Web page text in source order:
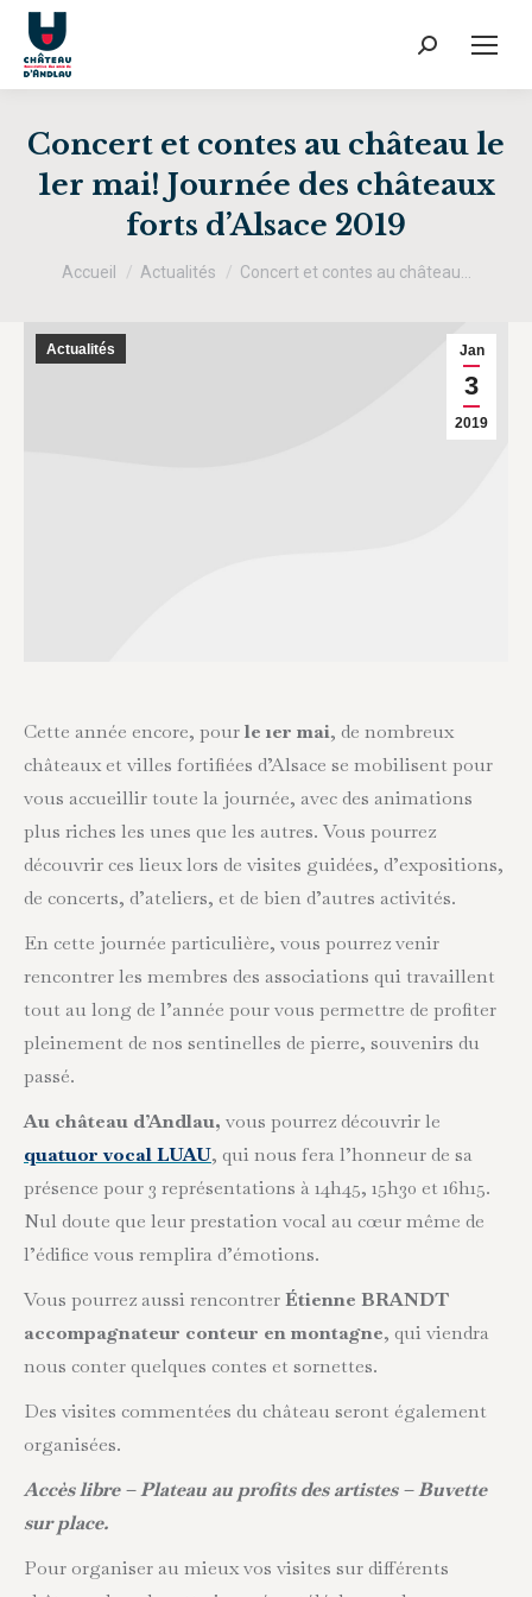
Recherche
:
Concert et contes au château le
1er mai! Journée des châteaux
forts d’Alsace 2019
Vous êtes ici :
Accueil Actualités Concert et contes au château…
Jan
3
2019
Actualités
Cette année encore, pourle 1er mai, de nombreux
châteaux et villes fortifiées d’Alsace se mobilisent pour
vous accueillir toute la journée, avec des animations
plus riches les unes que les autres. Vous pourrez
découvrir ces lieux lors de visites guidées, d’expositions,
de concerts, d’ateliers, et de bien d’autres activités.
En cette journée particulière, vous pourrez venir
rencontrer les membres des associations qui travaillent
tout au long de l’année pour vous permettre de profiter
pleinement de nos sentinelles de pierre, souvenirs du
passé.
Au château d’Andlau, vous pourrez découvrir le
quatuor vocal LUAU, qui nous fera l’honneur de sa
présence pour 3 représentations à 14h45, 15h30 et 16h15.
Nul doute que leur prestation vocal au cœur même de
l’édifice vous remplira d’émotions.
Vous pourrez aussi rencontrerÉtienne BRANDT
accompagnateur conteur en montagne, qui viendra
nous conter quelques contes et sornettes.
Des visites commentées du château seront également
organisées.
Accès libre – Plateau au profits des artistes – Buvette
sur place.
Pour organiser au mieux vos visites sur différents